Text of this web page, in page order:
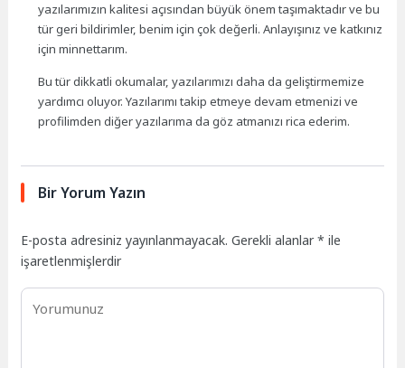
yazılarımızın kalitesi açısından büyük önem taşımaktadır ve bu
tür geri bildirimler, benim için çok değerli. Anlayışınız ve katkınız
için minnettarım.
Bu tür dikkatli okumalar, yazılarımızı daha da geliştirmemize
yardımcı oluyor. Yazılarımı takip etmeye devam etmenizi ve
profilimden diğer yazılarıma da göz atmanızı rica ederim.
Bir Yorum Yazın
E-posta adresiniz yayınlanmayacak. Gerekli alanlar* ile
işaretlenmişlerdir